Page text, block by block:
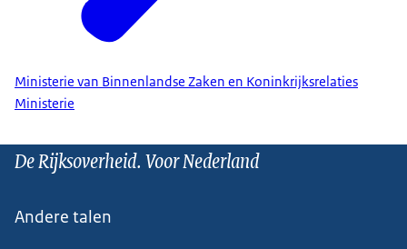
Ministerie van Binnenlandse Zaken en Koninkrijksrelaties
Ministerie
De Rijksoverheid. Voor Nederland
Andere talen